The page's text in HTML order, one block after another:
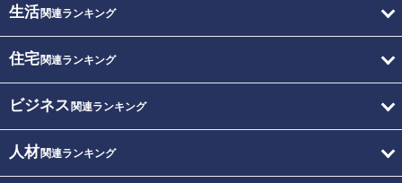
生活関連ランキング
住宅関連ランキング
ビジネス 関連ランキング
人材関連ランキング